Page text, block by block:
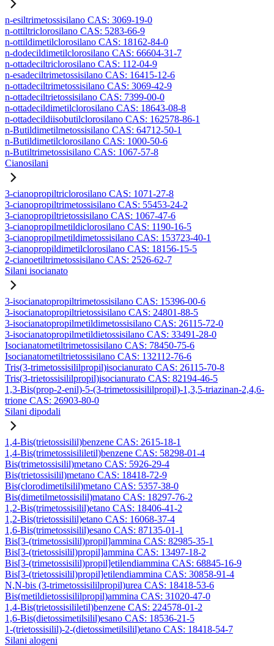
n-esiltrimetossisilano CAS: 3069-19-0
n-ottiltriclorosilano CAS: 5283-66-9
n-ottildimetilclorosilano CAS: 18162-84-0
n-dodecildimetilclorosilano CAS: 66604-31-7
n-ottadeciltriclorosilano CAS: 112-04-9
n-esadeciltrimetossisilano CAS: 16415-12-6
n-ottadeciltrimetossisilano CAS: 3069-42-9
n-ottadeciltrietossisilano CAS: 7399-00-0
n-ottadecildimetilclorosilano CAS: 18643-08-8
n-ottadecildiisobutilclorosilano CAS: 162578-86-1
n-Butildimetilmetossisilano CAS: 64712-50-1
n-Butildimetilclorosilano CAS: 1000-50-6
n-Butiltrimetossisilano CAS: 1067-57-8
Cianosilani
3-cianopropiltriclorosilano CAS: 1071-27-8
3-cianopropiltrimetossisilano CAS: 55453-24-2
3-cianopropiltrietossisilano CAS: 1067-47-6
3-cianopropilmetildiclorosilano CAS: 1190-16-5
3-cianopropilmetildimetossisilano CAS: 153723-40-1
3-cianopropildimetilclorosilano CAS: 18156-15-5
2-cianoetiltrimetossisilano CAS: 2526-62-7
Silani isocianato
3-isocianatopropiltrimetossisilano CAS: 15396-00-6
3-isocianatopropiltrietossisilano CAS: 24801-88-5
3-isocianatopropilmetildimetossisilano CAS: 26115-72-0
3-isocianatopropilmetildietossisilano CAS: 33491-28-0
Isocianatometiltrimetossisilano CAS: 78450-75-6
Isocianatometiltrietossisilano CAS: 132112-76-6
Tris(3-trimetossisililpropil)isocianurato CAS: 26115-70-8
Tris(3-trietossisililpropil)isocianurato CAS: 82194-46-5
1,3-Bis(prop-2-enil)-5-(3-trimetossisililpropil)-1,3,5-triazinan-2,4,6-
trione CAS: 26903-80-0
Silani dipodali
1,4-Bis(trietossisilil)benzene CAS: 2615-18-1
1,4-Bis(trimetossisililetil)benzene CAS: 58298-01-4
Bis(trimetossisilil)metano CAS: 5926-29-4
Bis(trietossisilil)metano CAS: 18418-72-9
Bis(clorodimetilsilil)metano CAS: 5357-38-0
Bis(dimetilmetossisilil)matano CAS: 18297-76-2
1,2-Bis(trimetossisilil)etano CAS: 18406-41-2
1,2-Bis(trietossisilil)etano CAS: 16068-37-4
1,6-Bis(trimetossisilil)esano CAS: 87135-01-1
Bis[3-(trimetossisilil)propil]ammina CAS: 82985-35-1
Bis[3-(trietossisilil)propil]ammina CAS: 13497-18-2
Bis[3-(trimetossisilil)propil]etilendiammina CAS: 68845-16-9
Bis[3-(trietossisilil)propil]etilendiammina CAS: 30858-91-4
N,N-bis (3-trimetossisililpropil)urea CAS: 18418-53-6
Bis(metildietossisililpropil)ammina CAS: 31020-47-0
1,4-Bis(trietossisililetil)benzene CAS: 224578-01-2
1,6-Bis(dietossimetilsilil)esano CAS: 18536-21-5
1-(trietossisilil)-2-(dietossimetilsilil)etano CAS: 18418-54-7
Silani alogeni